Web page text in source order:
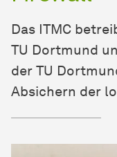
Das ITMC
TU Dortmund
der TU
Absichern der